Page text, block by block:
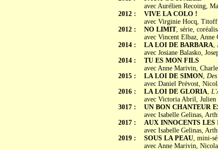
2012 :
2012 :
2014 :
2014 :
2015 :
2016 :
3017 :
2017 :
2019 :
avec Aurélien Recoing,
VIVE LA COLO !
avec Virginie Hocq,
NO LIMIT, série,
avec Vincent Elbaz, Anne
LA LOI DE BARBARA,
avec Josiane Balasko,
TU ES MON FILS
avec Anne Marivin,
LA LOI DE SIMON,
avec Daniel Prévost,
LA LOI DE GLORIA,
avec Victoria Abril, Julien
UN BON CHANTEUR
avec Isabelle Gelinas,
AUX INNOCENTS LES
avec Isabelle Gelinas,
SOUS LA PEAU, mini-
avec Anne Marivin,